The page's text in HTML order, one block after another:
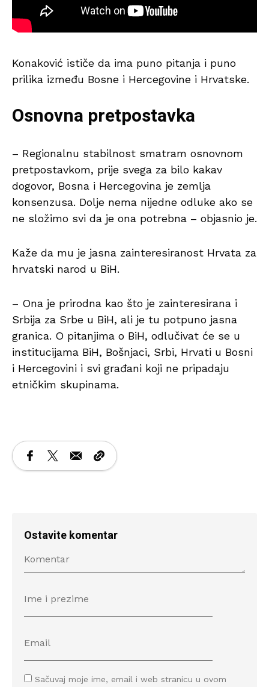
Konaković ističe da ima puno pitanja i puno
prilika između Bosne i Hercegovine i Hrvatske.
Osnovna pretpostavka
– Regionalnu stabilnost smatram osnovnom
pretpostavkom, prije svega za bilo kakav
dogovor, Bosna i Hercegovina je zemlja
konsenzusa. Dolje nema nijedne odluke ako se
ne složimo svi da je ona potrebna – objasnio je.
Kaže da mu je jasna zainteresiranost Hrvata za
hrvatski narod u BiH.
– Ona je prirodna kao što je zainteresirana i
Srbija za Srbe u BiH, ali je tu potpuno jasna
granica. O pitanjima o BiH, odlučivat će se u
institucijama BiH, Bošnjaci, Srbi, Hrvati u Bosni
i Hercegovini i svi građani koji ne pripadaju
etničkim skupinama.
Ostavite komentar
Sačuvaj moje ime, email i web stranicu u ovom